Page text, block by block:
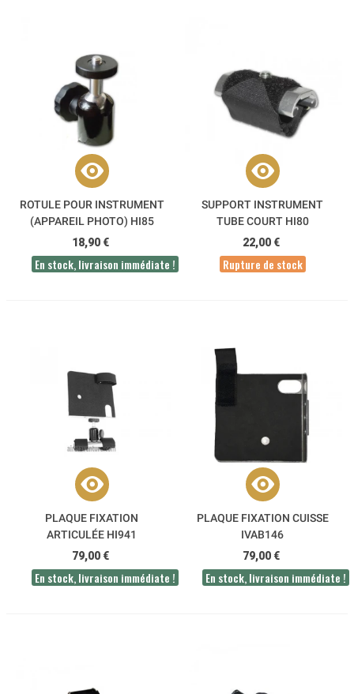
ROTULE POUR INSTRUMENT
(APPAREIL PHOTO) HI85
18,90 €
En stock, livraison immédiate !
SUPPORT INSTRUMENT
TUBE COURT HI80
22,00 €
Rupture de stock
PLAQUE FIXATION
ARTICULÉE HI941
79,00 €
En stock, livraison immédiate !
PLAQUE FIXATION CUISSE
IVAB146
79,00 €
En stock, livraison immédiate !